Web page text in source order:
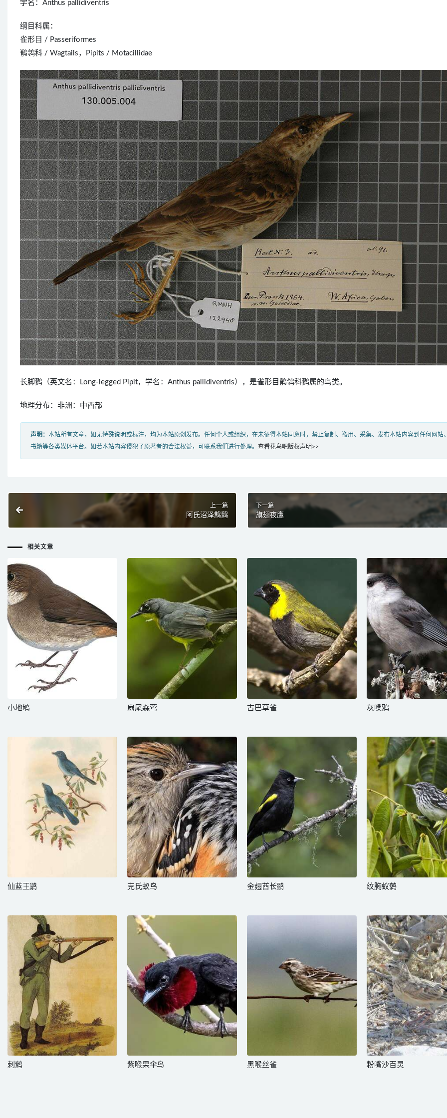
学名：Anthus pallidiventris
纲目科属：
雀形目 / Passeriformes
鹡鸰科 / Wagtails，Pipits / Motacillidae
长脚鹨（英文名：Long-legged Pipit，学名：Anthus pallidiventris），是雀形目鹡鸰科鹨属的鸟类。
地理分布：非洲：中西部
声明： 本站所有文章，如无特殊说明或标注，均为本站原创发布。任何个人或组织，在未征得本站同意时，禁止复制、盗用、采集、发布本站内容到任何网站
书籍等各类媒体平台。如若本站内容侵犯了原著者的合法权益，可联系我们进行处理。 查看花鸟吧版权声明>>
上一篇
阿氏沼泽鹪鹩
下一篇
旗翅夜鹰
相关文章
小地鸲 扇尾森莺 古巴草雀 灰噪鸦
仙蓝王鹟 克氏蚁鸟 金翅酋长鹂 纹胸蚁鹩
刺鹩 紫喉果伞鸟 黑喉丝雀 粉嘴沙百灵